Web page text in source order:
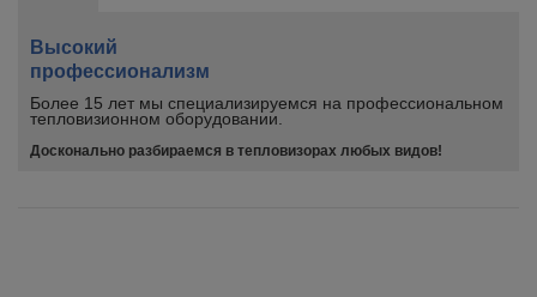
Высокий
профессионализм
Более 15 лет мы специализируемся на профессиональном
тепловизионном оборудовании.
Досконально разбираемся в тепловизорах любых видов!